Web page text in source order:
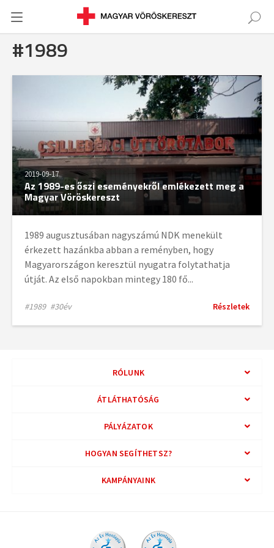
#1989
2019-09-17
Az 1989-es őszi eseményekről emlékezett meg a
Magyar Vöröskereszt
1989 augusztusában nagyszámú NDK menekült
érkezett hazánkba abban a reményben, hogy
Magyarországon keresztül nyugatra folytathatja
útját. Az első napokban mintegy 180 fő...
#1989 #30év Részletek
RÓLUNK
ÁTLÁTHATÓSÁG
PÁLYÁZATOK
HOGYAN SEGÍTHETSZ?
KAMPÁNYAINK